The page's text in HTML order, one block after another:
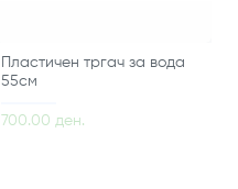
Пластичен тргач за вода
55см
700.00 ден.